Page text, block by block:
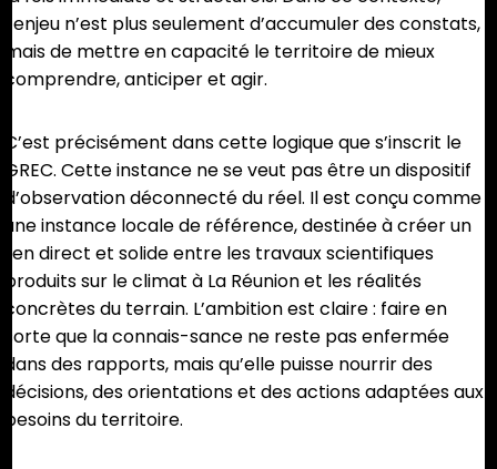
l’enjeu n’est plus seulement d’accumuler des constats,
mais de mettre en capacité le territoire de mieux
comprendre, anticiper et agir.
C’est précisément dans cette logique que s’inscrit le
GREC. Cette instance ne se veut pas être un dispositif
d’observation déconnecté du réel. Il est conçu comme
une instance locale de référence, destinée à créer un
lien direct et solide entre les travaux scientifiques
produits sur le climat à La Réunion et les réalités
concrètes du terrain. L’ambition est claire : faire en
sorte que la connais-sance ne reste pas enfermée
dans des rapports, mais qu’elle puisse nourrir des
décisions, des orientations et des actions adaptées aux
besoins du territoire.